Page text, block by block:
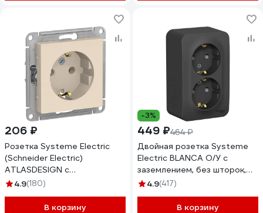
206 ₽
Розетка Systeme Electric
(Schneider Electric)
ATLASDESIGN с
заземлением, 16А, бежевый
4.9(180)
В корзину
-3%
449 ₽464 ₽
Двойная розетка Systeme
Electric BLANCA О/У с
заземлением, без шторок,
АНТРАЦИТ BLNRA010216
4.9(417)
В корзину